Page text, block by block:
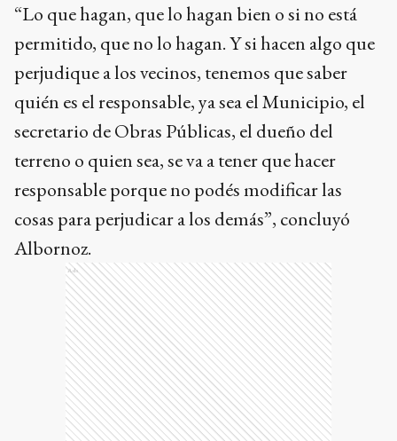
“Lo que hagan, que lo hagan bien o si no está
permitido, que no lo hagan. Y si hacen algo que
perjudique a los vecinos, tenemos que saber
quién es el responsable, ya sea el Municipio, el
secretario de Obras Públicas, el dueño del
terreno o quien sea, se va a tener que hacer
responsable porque no podés modificar las
cosas para perjudicar a los demás”, concluyó
Albornoz.
Ads